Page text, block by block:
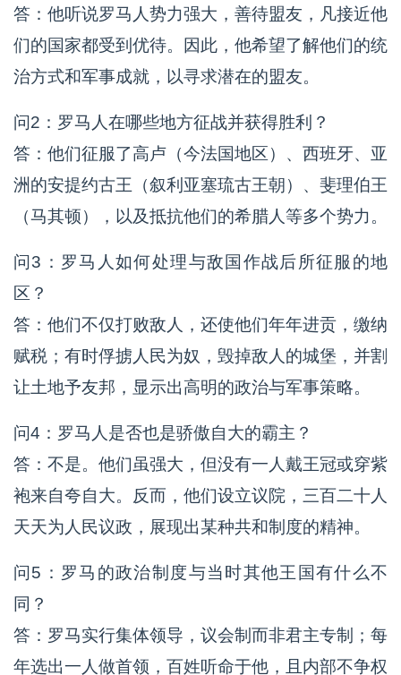
答：他听说罗马人势力强大，善待盟友，凡接近他
们的国家都受到优待。因此，他希望了解他们的统
治方式和军事成就，以寻求潜在的盟友。
问2：罗马人在哪些地方征战并获得胜利？
答：他们征服了高卢（今法国地区）、西班牙、亚
洲的安提约古王（叙利亚塞琉古王朝）、斐理伯王
（马其顿），以及抵抗他们的希腊人等多个势力。
问3：罗马人如何处理与敌国作战后所征服的地
区？
答：他们不仅打败敌人，还使他们年年进贡，缴纳
赋税；有时俘掳人民为奴，毁掉敌人的城堡，并割
让土地予友邦，显示出高明的政治与军事策略。
问4：罗马人是否也是骄傲自大的霸主？
答：不是。他们虽强大，但没有一人戴王冠或穿紫
袍来自夸自大。反而，他们设立议院，三百二十人
天天为人民议政，展现出某种共和制度的精神。
问5：罗马的政治制度与当时其他王国有什么不
同？
答：罗马实行集体领导，议会制而非君主专制；每
年选出一人做首领，百姓听命于他，且内部不争权